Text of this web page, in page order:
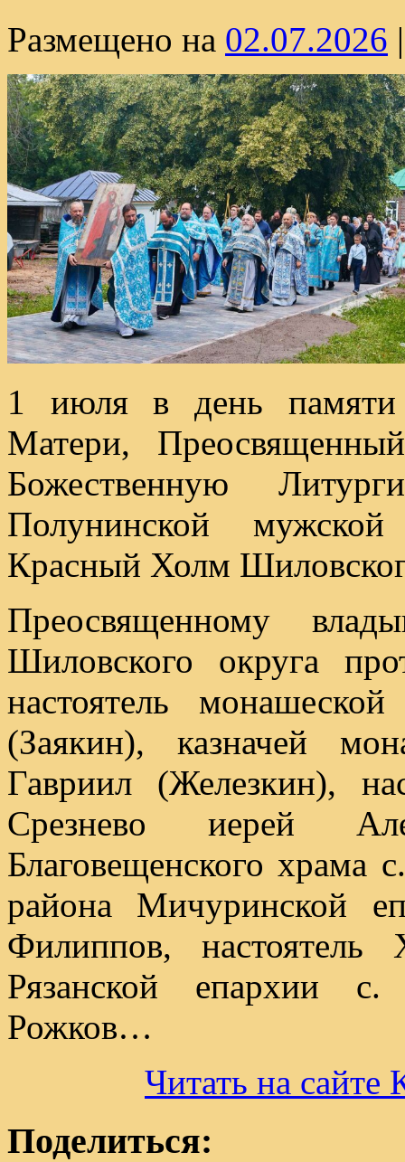
Размещено на 02.07.2026 |
1 июля в день памяти
Матери,
Божественную
Полунинской
Красный Холм
Преосвященному
Шиловского округа
настоятель
(Заякин), казначей
Гавриил (Железкин),
Срезнево иерей
Благовещенского храма
района Мичуринской
Филиппов, настоятель
Рязанской епархии
Рожков…
Читать на
Поделиться: